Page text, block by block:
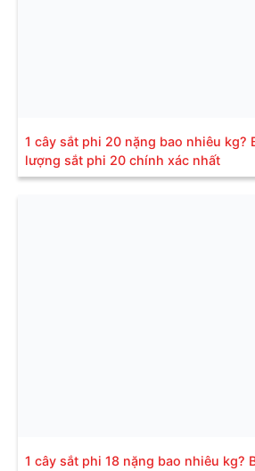
1 cây sắt phi 20 nặng bao nhiêu kg?
lượng sắt phi 20 chính xác nhất
1 cây sắt phi 18 nặng bao nhiêu kg?